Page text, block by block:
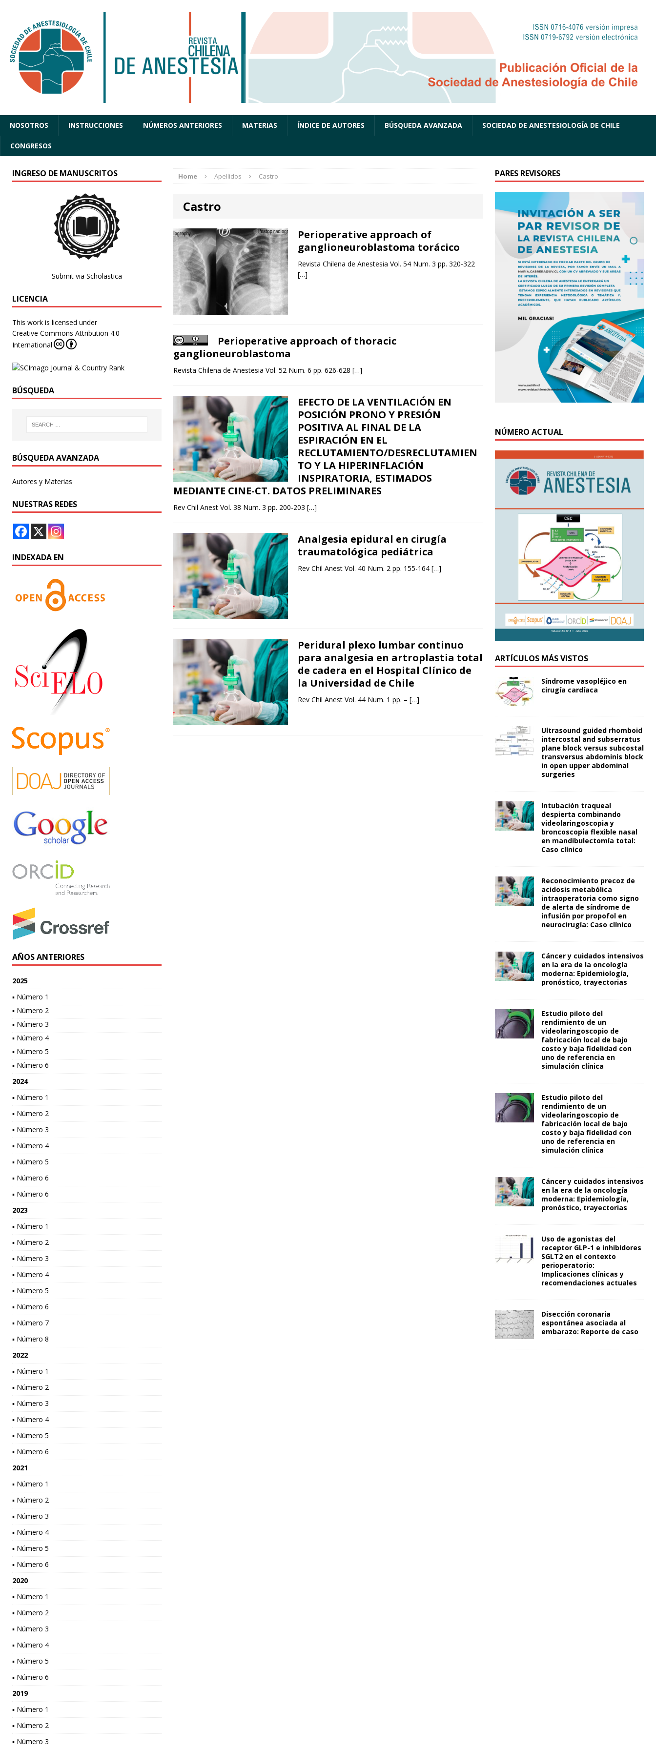
NOSOTROS INSTRUCCIONES NÚMEROS ANTERIORES MATERIAS ÍNDICE DE AUTORES BÚSQUEDA AVANZADA SOCIEDAD DE ANESTESIOLOGÍA DE CHILE
CONGRESOS
Home Apellidos Castro
Castro
Perioperative approach of
ganglioneuroblastoma torácico
Revista Chilena de Anestesia Vol. 54 Num. 3 pp. 320-322
[…]
Perioperative approach of thoracic
ganglioneuroblastoma
Revista Chilena de Anestesia Vol. 52 Num. 6 pp. 626-628 […]
EFECTO DE LA VENTILACIÓN EN
POSICIÓN PRONO Y PRESIÓN
POSITIVA AL FINAL DE LA
ESPIRACIÓN EN EL
RECLUTAMIENTO/DESRECLUTAMIEN
TO Y LA HIPERINFLACIÓN
INSPIRATORIA, ESTIMADOS
MEDIANTE CINE-CT. DATOS PRELIMINARES
Rev Chil Anest Vol. 38 Num. 3 pp. 200-203 […]
Analgesia epidural en cirugía
traumatológica pediátrica
Rev Chil Anest Vol. 40 Num. 2 pp. 155-164 […]
Peridural plexo lumbar continuo
para analgesia en artroplastia total
de cadera en el Hospital Clínico de
la Universidad de Chile
Rev Chil Anest Vol. 44 Num. 1 pp. – […]
INGRESO DE MANUSCRITOS
Submit via Scholastica
LICENCIA
This work is licensed under
Creative Commons Attribution 4.0
International
BÚSQUEDA
BÚSQUEDA AVANZADA
Autores y Materias
NUESTRAS REDES
INDEXADA EN
AÑOS ANTERIORES
2025
▪ Número 1
▪ Número 2
▪ Número 3
▪ Número 4
▪ Número 5
▪ Número 6
2024
▪ Número 1
▪ Número 2
▪ Número 3
▪ Número 4
▪ Número 5
▪ Número 6
▪ Número 6
2023
▪ Número 1
▪ Número 2
▪ Número 3
▪ Número 4
▪ Número 5
▪ Número 6
▪ Número 7
▪ Número 8
2022
▪ Número 1
▪ Número 2
▪ Número 3
▪ Número 4
▪ Número 5
▪ Número 6
2021
▪ Número 1
▪ Número 2
▪ Número 3
▪ Número 4
▪ Número 5
▪ Número 6
2020
▪ Número 1
▪ Número 2
▪ Número 3
▪ Número 4
▪ Número 5
▪ Número 6
2019
▪ Número 1
▪ Número 2
▪ Número 3
PARES REVISORES
NÚMERO ACTUAL
ARTÍCULOS MÁS VISTOS
Síndrome vasopléjico en
cirugía cardíaca
Ultrasound guided rhomboid
intercostal and subserratus
plane block versus subcostal
transversus abdominis block
in open upper abdominal
surgeries
Intubación traqueal
despierta combinando
videolaringoscopia y
broncoscopia flexible nasal
en mandibulectomía total:
Caso clínico
Reconocimiento precoz de
acidosis metabólica
intraoperatoria como signo
de alerta de síndrome de
infusión por propofol en
neurocirugía: Caso clínico
Cáncer y cuidados intensivos
en la era de la oncología
moderna: Epidemiología,
pronóstico, trayectorias
Estudio piloto del
rendimiento de un
videolaringoscopio de
fabricación local de bajo
costo y baja fidelidad con
uno de referencia en
simulación clínica
Estudio piloto del
rendimiento de un
videolaringoscopio de
fabricación local de bajo
costo y baja fidelidad con
uno de referencia en
simulación clínica
Cáncer y cuidados intensivos
en la era de la oncología
moderna: Epidemiología,
pronóstico, trayectorias
Uso de agonistas del
receptor GLP-1 e inhibidores
SGLT2 en el contexto
perioperatorio:
Implicaciones clínicas y
recomendaciones actuales
Disección coronaria
espontánea asociada al
embarazo: Reporte de caso